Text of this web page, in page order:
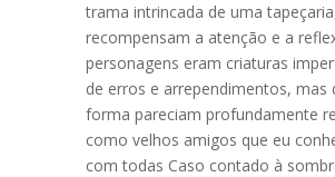
trama intrincada de uma
recompensam a atenção e a
personagens eram criaturas
de erros e arrependimentos, mas
forma pareciam profundamente
como velhos amigos que eu
com todas Caso contado à